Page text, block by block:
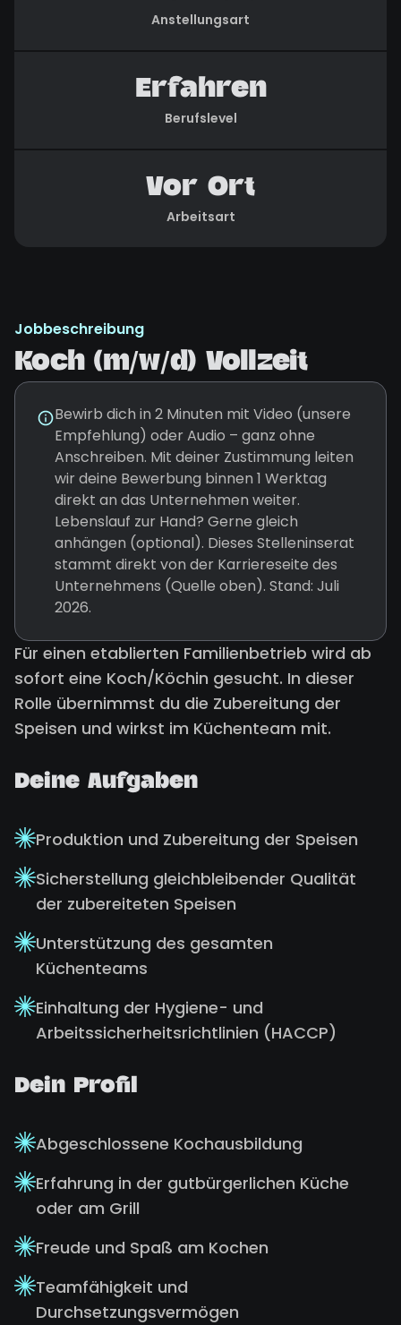
Anstellungsart
Erfahren
Berufslevel
Vor Ort
Arbeitsart
Jobbeschreibung
Koch (m/w/d) Vollzeit
Bewirb dich in 2 Minuten mit Video (unsere
Empfehlung) oder Audio – ganz ohne
Anschreiben. Mit deiner Zustimmung leiten
wir deine Bewerbung binnen 1 Werktag
direkt an das Unternehmen weiter.
Lebenslauf zur Hand? Gerne gleich
anhängen (optional). Dieses Stelleninserat
stammt direkt von der Karriereseite des
Unternehmens (Quelle oben). Stand: Juli
2026.
Für einen etablierten Familienbetrieb wird ab
sofort eine Koch/Köchin gesucht. In dieser
Rolle übernimmst du die Zubereitung der
Speisen und wirkst im Küchenteam mit.
Deine Aufgaben
Produktion und Zubereitung der Speisen
Sicherstellung gleichbleibender Qualität
der zubereiteten Speisen
Unterstützung des gesamten
Küchenteams
Einhaltung der Hygiene- und
Arbeitssicherheitsrichtlinien (HACCP)
Dein Profil
Abgeschlossene Kochausbildung
Erfahrung in der gutbürgerlichen Küche
oder am Grill
Freude und Spaß am Kochen
Teamfähigkeit und
Durchsetzungsvermögen